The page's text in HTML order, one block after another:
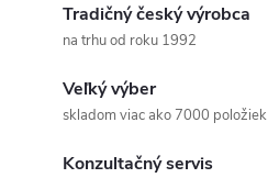
Tradičný český výrobca
na trhu od roku 1992
Veľký výber
skladom viac ako 7000 položiek
Konzultačný servis